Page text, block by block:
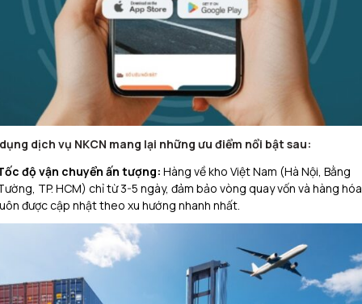
dịch vụ NKCN mang lại những ưu điểm nổi bật sau:
độ vận chuyển ấn tượng: Hàng về kho Việt Nam (Hà Nội, Bằng
TP. HCM) chỉ từ 3-5 ngày, đảm bảo vòng quay vốn và hàng hóa
được cập nhật theo xu hướng nhanh nhất.